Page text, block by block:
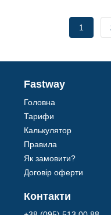
1
Fastway
Головна
Тарифи
Калькулятор
Правила
Як замовити?
Договір оферти
Контакти